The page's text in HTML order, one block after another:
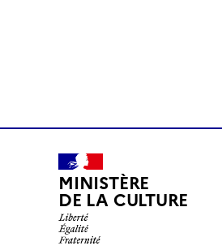
MINISTÈRE
DE LA CULTURE